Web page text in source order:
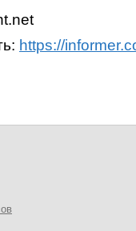
https://